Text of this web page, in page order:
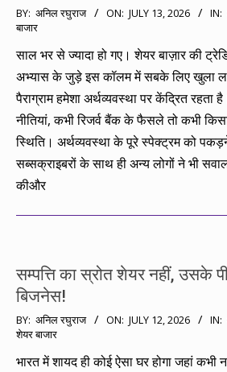
2026-
07-
13
BY: अनिल रघुराज ON: JULY 13, 2026 IN:
बाजार
साल भर से ज्यादा हो गए। शेयर बाज़ार की
अभ्यास के जुड़े इस कॉलम में सबके लिए खुला
पैराग्राम हमेशा अर्थव्यवस्था पर केंद्रित रहता
नीतियां, कभी रिजर्व बैंक के फैसले तो कभी
स्थिति। अर्थव्यवस्था के पूरे स्पेक्ट्रम को
सब्सक्राइबरों के साथ ही अन्य लोगों ने भी
कीऔर
सम्पत्ति का स्रोत शेयर नहीं, उसके
बिजनेस!
2026-
07-
12
BY: अनिल रघुराज ON: JULY 12, 2026 IN:
शेयर बाजार
भारत में शायद ही कोई ऐसा घर होगा जहां कभी